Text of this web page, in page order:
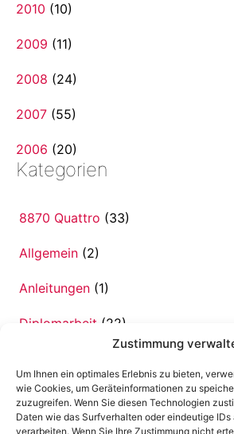
Zustimmung
Um Ihnen ein optimales Erlebnis zu bieten,
wie Cookies, um Geräteinformationen zu
zuzugreifen. Wenn Sie diesen Technologien
Daten wie das Surfverhalten oder eindeutige IDs
verarbeiten. Wenn Sie Ihre Zustimmung nicht
2010 (10)
2009 (11)
2008 (24)
2007 (55)
2006 (20)
Kategorien
8870 Quattro (33)
Allgemein (2)
Anleitungen (1)
Diplomarbeit (22)
Scripte(25)
Simson S50 B2(3)